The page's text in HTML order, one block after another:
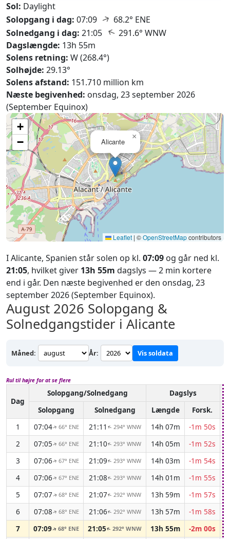
Sol: Daylight
Solopgang i dag: 07:09 ↑ 68.2° ENE
Solnedgang i dag: 21:05 ↑ 291.6° WNW
Dagslængde: 13h 55m
Solens retning: W (268.4°)
Solhøjde: 29.13°
Solens afstand: 151.710 million km
Næste begivenhed: onsdag, 23 september 2026
(September Equinox)
Alicante
×
+
−
Leaflet | ©OpenStreetMapcontributors
I Alicante, Spanien står solen op kl. 07:09 og går ned kl.
21:05, hvilket giver 13h 55m dagslys — 2 min kortere
end i går. Den næste begivenhed er den onsdag, 23
september 2026 (September Equinox).
August 2026 Solopgang &
Solnedgangstider i Alicante
Måned: År: Vis soldata
Rul til højre for at se flere
Dag
Solopgang/Solnedgang Dagslys
Solopgang
Solnedgang Længde
Forsk.
1
07:04↑ 66° ENE 21:11 ↑ 294° WNW 14h 07m
-1m 50s
2
07:05↑ 66° ENE 21:10↑ 293° WNW 14h 05m
-1m 52s
3
07:06↑ 67° ENE 21:09↑ 293° WNW 14h 03m
-1m 54s
4
07:06↑ 67° ENE 21:08↑ 293° WNW 14h 01m
-1m 55s
5
07:07↑ 68° ENE 21:07↑ 292° WNW 13h 59m
-1m 57s
6
07:08↑ 68° ENE 21:06↑ 292° WNW 13h 57m
-1m 58s
7
07:09↑68° ENE 21:05↑292° WNW 13h 55m
-2m 00s